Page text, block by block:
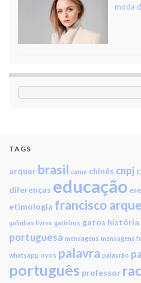
moda
TAGS
arquer brasil carne chinês cnpj
diferenças educação
etimologia francisco
galinhas livres gatinhos gatos história
portuguesa mensagens mensagens
whatsapp ovos palavra palavrão
português professor